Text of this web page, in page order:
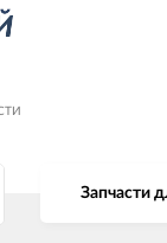
Запчасти